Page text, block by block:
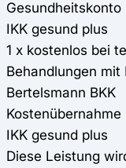
Gesundheitskonto
IKK gesund plus
1 x kostenlos bei
Behandlungen mit
Bertelsmann BKK
IKK gesund plus
Diese Leistung